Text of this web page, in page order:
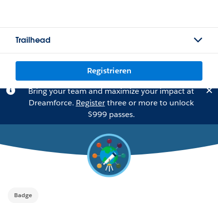
Trailhead
Registrieren
Bring your team and maximize your impact at
Dreamforce. Registerthree or more to unlock
$999 passes.
Badge